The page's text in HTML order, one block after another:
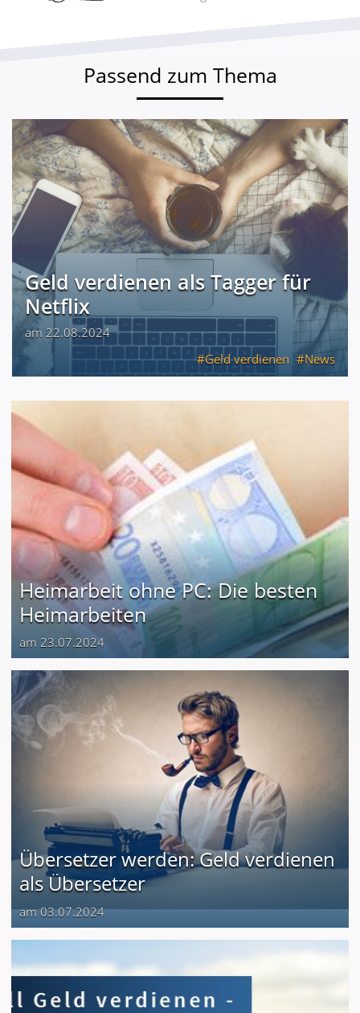
Passend zum Thema
Geld verdienen als Tagger für
Netflix
am 22.08.2024
Geld verdienen
News
Heimarbeit ohne PC: Die besten
Heimarbeiten
am 23.07.2024
Übersetzer werden: Geld verdienen
als Übersetzer
am 03.07.2024